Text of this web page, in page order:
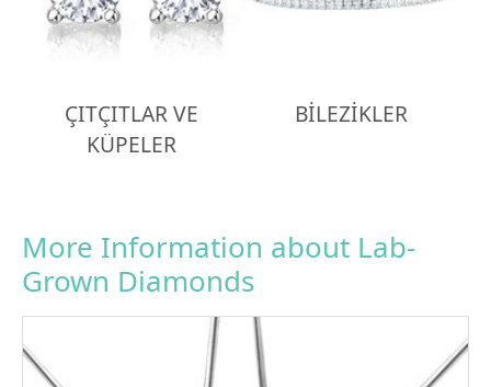
ÇITÇITLAR VE
KÜPELER
BİLEZİKLER
More Information about Lab-
Grown Diamonds